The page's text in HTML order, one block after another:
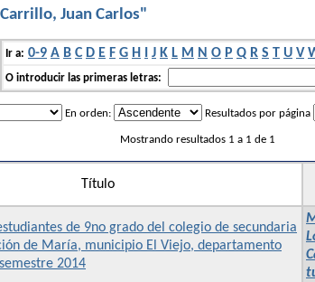
Juan Carlos"
Ir a: 0-9 A B C D E F G H I J K L M N O P Q R S T U V
O introducir las primeras letras:
En orden: Resultados por página
Mostrando resultados 1 a 1 de 1
Título
de 9no grado del colegio de secundaria
de María, municipio El Viejo, departamento
2014